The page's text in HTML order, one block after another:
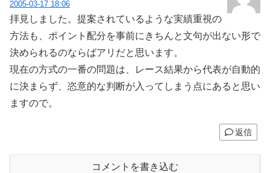
2005-03-17 18:06
拝見しました。提案されているような実績重視の
方法も、ポイント配分を事前にきちんと文句が出ない形で
決められるのならばアリだと思います。
現在の方式の一番の問題は、レース結果から代表が自動的
に決まらず、恣意的な判断が入ってしまう点にあると思い
ますので。
返信
コメントを書き込む